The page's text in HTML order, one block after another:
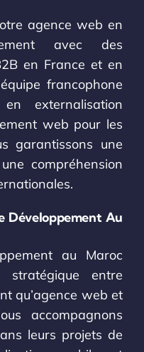
agence web en
avec des
en France et en
francophone
externalisation
web pour les
garantissons une
compréhension
Développement Au
au Maroc
stratégique entre
qu’agence web et
accompagnons
leurs projets de